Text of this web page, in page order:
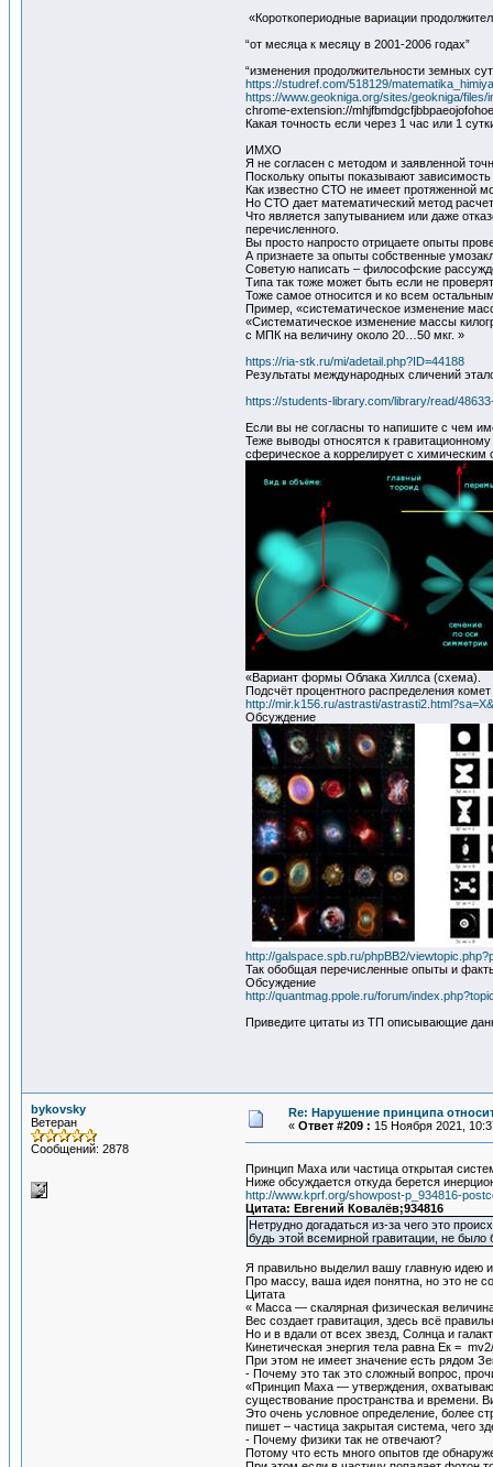
«Короткопериодные вариации
“от месяца к месяцу в 2001-2006 годах”
“изменения продолжительности земных
https://studref.com/518129/
https://www.geokniga.org/sites/geokniga/files/
chrome-extension://
Какая точность если через 1 час или 1
ИМХО
Я не согласен с методом и заявленной
Поскольку опыты показывают
Как известно СТО не имеет протяженной
Но СТО дает математический метод
Что является запутыванием или даже
перечисленного.
Вы просто напросто отрицаете опыты
А признаете за опыты собственные
Советую написать – философские
Типа так тоже может быть если не
Тоже самое относится и ко всем
Пример, «систематическое изменение
«Систематическое изменение массы
с МПК на величину около 20…50 мкг. »
https://ria-stk.ru/mi/adetail.php?ID=44188
Результаты международных сличений
https://students-library.com/library/read/
Если вы не согласны то напишите с чем
Теже выводы относятся к
сферическое а коррелирует с химическим
«Вариант формы Облака Хиллса (схема).
Подсчёт процентного распределения
http://mir.k156.ru/astrasti/
Обсуждение
http://galspace.spb.ru/phpBB2/
Так обобщая перечисленные опыты и
Обсуждение
http://quantmag.ppole.ru/forum/
Приведите цитаты из ТП описывающие
bykovsky
Ветеран
Сообщений: 2878
Re: Нарушение принципа
« Ответ #209 : 15 Ноября 2021,
Принцип Маха или частица открытая
Ниже обсуждается откуда берется
http://www.kprf.org/showpost-p_934816-
Цитата: Евгений Ковалёв;934816
Нетрудно догадаться из-за чего это
будь этой всемирной гравитации, не было
Я правильно выделил вашу главную идею
Про массу, ваша идея понятна, но это не
Цитата
« Масса — скалярная физическая
Вес создает гравитация, здесь всё
Но и в вдали от всех звезд, Солнца и
Кинетическая энергия тела равна Ек =
При этом не имеет значение есть рядом
- Почему это так это сложный вопрос,
«Принцип Маха ― утверждения,
существование пространства и времени.
Это очень условное определение, более
пишет – частица закрытая система, чего
- Почему физики так не отвечают?
Потому что есть много опытов где